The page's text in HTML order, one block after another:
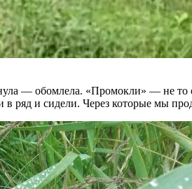
— обомлела. «Промокли» — не то
в ряд и сидели. Через которые мы